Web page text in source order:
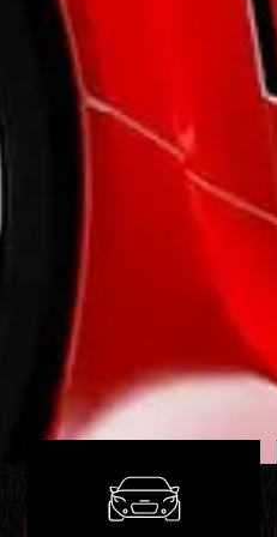
- Remplacement des
- Remplacement
- Remplacement du
hydraulique + émetteur
d’embrayage
- Remplacement du
- Mise en peinture des
- Remplacement des
ÉQUIPEMENTS :
- Toit ouvrant
- Jantes Alu
- Compteur digital
- Vitres électriques
Plus de photos sur